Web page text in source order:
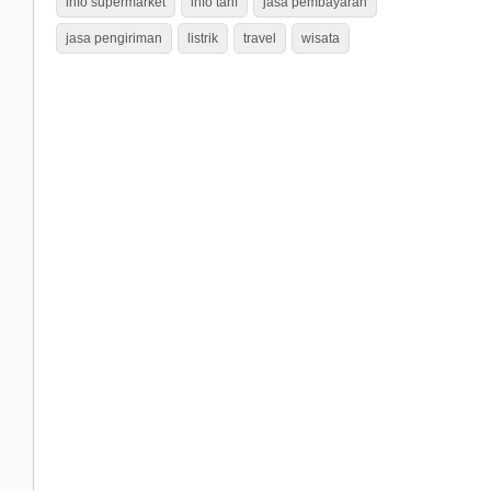
jasa pengiriman listrik travel wisata